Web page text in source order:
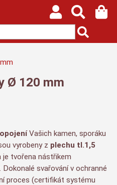
Ø 120 mm
Vašich kamen, sporáku
vyrobeny z plechu tl.1,5
je tvořena nástřikem
. Dokonalé svařování v ochranné
proces (certifikát systému